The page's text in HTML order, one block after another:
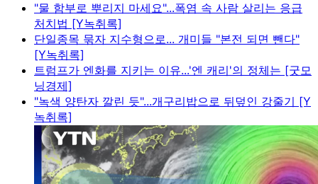
"물 함부로 뿌리지 마세요"...폭염 속 사람 살리는 응급
처치법 [Y녹취록]
단일종목 묶자 지수형으로... 개미들 "본전 되면 뺀다"
[Y녹취록]
트럼프가 엔화를 지키는 이유...'엔 캐리'의 정체는 [굿모
닝경제]
"녹색 양탄자 깔린 듯"...개구리밥으로 뒤덮인 강줄기 [Y
녹취록]